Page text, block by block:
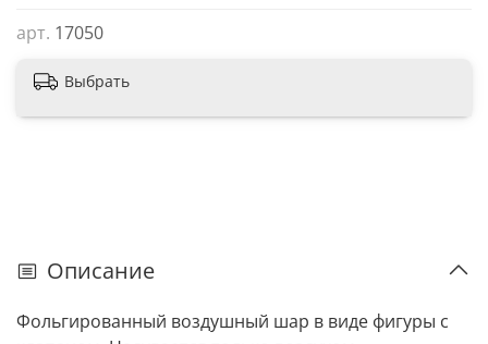
арт. 17050
Выбрать
Описание
Фольгированный воздушный шар в виде фигуры с